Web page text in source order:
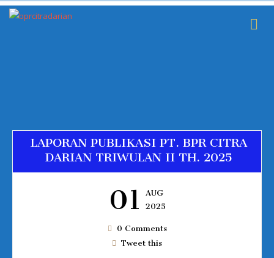
LAPORAN PUBLIKASI PT. BPR CITRA
DARIAN TRIWULAN II TH. 2025
01
AUG
2025
0 Comments
Tweet this